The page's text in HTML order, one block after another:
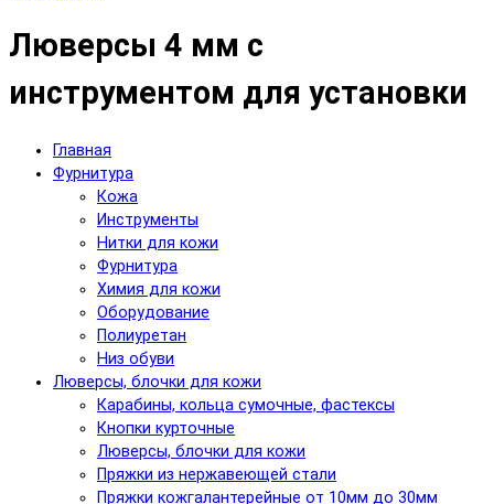
Люверсы 4 мм с
инструментом для установки
Главная
Фурнитура
Кожа
Инструменты
Нитки для кожи
Фурнитура
Химия для кожи
Оборудование
Полиуретан
Низ обуви
Люверсы, блочки для кожи
Карабины, кольца сумочные, фастексы
Кнопки курточные
Люверсы, блочки для кожи
Пряжки из нержавеющей стали
Пряжки кожгалантерейные от 10мм до 30мм